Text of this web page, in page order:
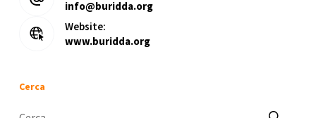
info@buridda.org
Website:
www.buridda.org
Cerca